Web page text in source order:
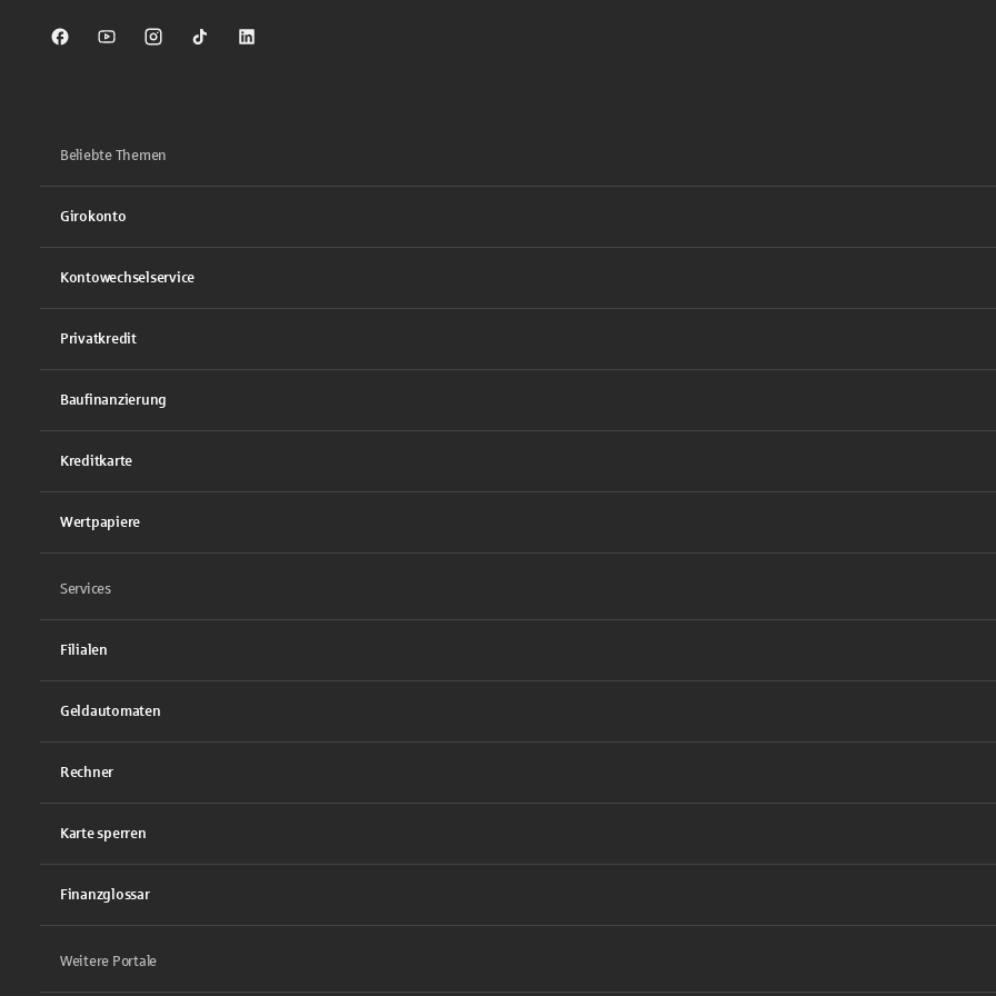
Sparkasse auf Facebook
Sparkasse auf Youtube
Sparkasse auf Instagram
Sparkasse auf TikTok
Sparkasse auf LinkedIn
Beliebte Themen
Girokonto
Kontowechselservice
Privatkredit
Baufinanzierung
Kreditkarte
Wertpapiere
Services
Filialen
Geldautomaten
Rechner
Karte sperren
Finanzglossar
Weitere Portale